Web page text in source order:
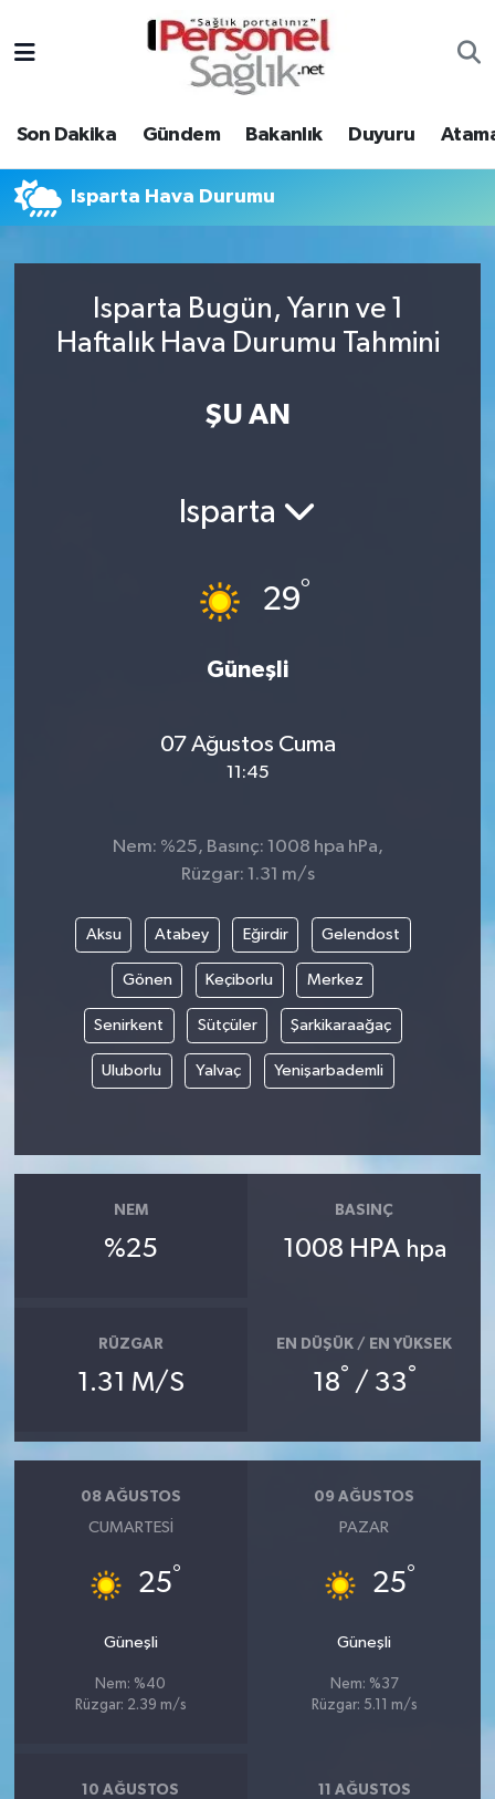
Son Dakika Gündem Bakanlık Duyuru
Isparta Hava Durumu
Isparta Bugün, Yarın ve 1
Haftalık Hava Durumu Tahmini
ŞU AN
Isparta
29°
Güneşli
07 Ağustos Cuma
11:45
Nem: %25, Basınç: 1008 hpa hPa,
Rüzgar: 1.31 m/s
Aksu Atabey Eğirdir Gelendost
Gönen Keçiborlu Merkez
Senirkent Sütçüler Şarkikaraağaç
Uluborlu Yalvaç Yenişarbademli
NEM
%25
BASINÇ
1008 HPA hpa
RÜZGAR
1.31 M/S
EN DÜŞÜK / EN YÜKSEK
18° / 33°
08 AĞUSTOS
CUMARTESI
25°
Güneşli
Nem: %40
Rüzgar: 2.39 m/s
09 AĞUSTOS
PAZAR
25°
Güneşli
Nem: %37
Rüzgar: 5.11 m/s
10 AĞUSTOS 11 AĞUSTOS
Gündem
Bakanlık
Atamalar
Nöbetçi Eczaneler
Hava Durumu
Trafik Durumu
Tüm Manşetler